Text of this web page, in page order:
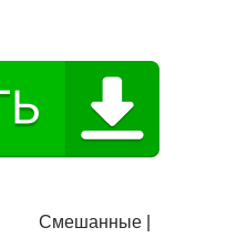
Смешанные